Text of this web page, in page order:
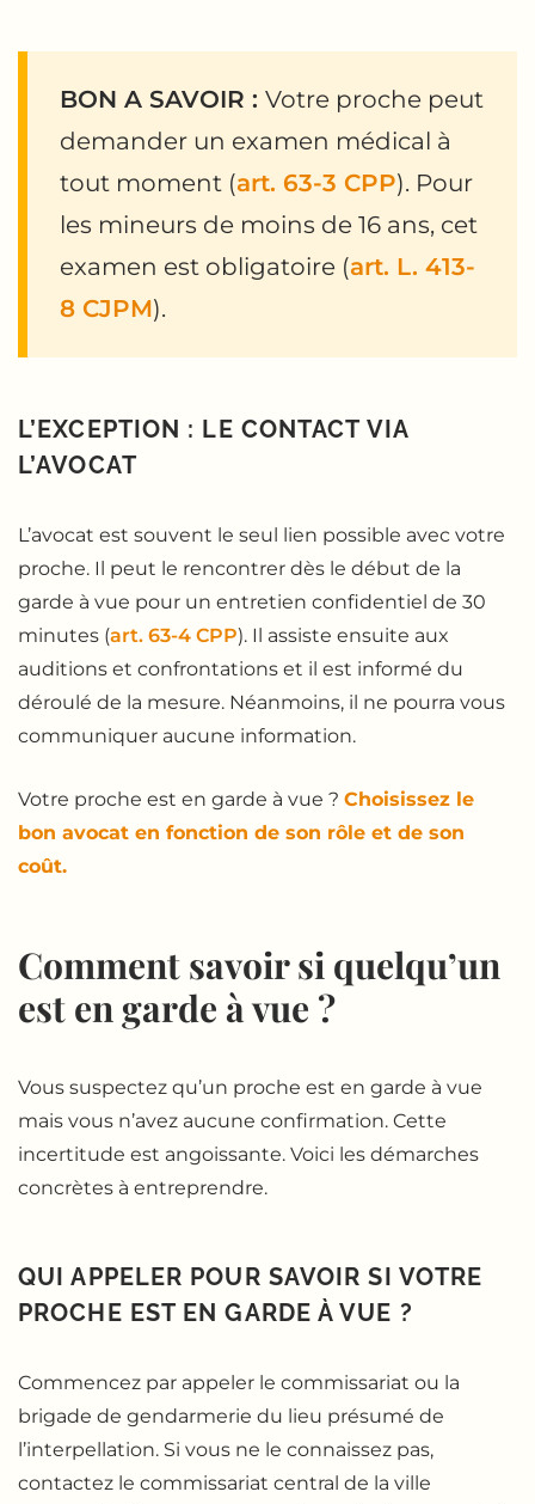
BON A SAVOIR : Votre proche peut
demander un examen médical à
tout moment (art. 63-3 CPP). Pour
les mineurs de moins de 16 ans, cet
examen est obligatoire (art. L. 413-
8 CJPM).
L’EXCEPTION : LE CONTACT VIA
L’AVOCAT
L’avocat est souvent le seul lien possible avec votre
proche. Il peut le rencontrer dès le début de la
garde à vue pour un entretien confidentiel de 30
minutes (art. 63-4 CPP). Il assiste ensuite aux
auditions et confrontations et il est informé du
déroulé de la mesure. Néanmoins, il ne pourra vous
communiquer aucune information.
Votre proche est en garde à vue ? Choisissez le
bon avocat en fonction de son rôle et de son
coût.
Comment savoir si quelqu’un
est en garde à vue ?
Vous suspectez qu’un proche est en garde à vue
mais vous n’avez aucune confirmation. Cette
incertitude est angoissante. Voici les démarches
concrètes à entreprendre.
QUI APPELER POUR SAVOIR SI VOTRE
PROCHE EST EN GARDE À VUE ?
Commencez par appeler le commissariat ou la
brigade de gendarmerie du lieu présumé de
l’interpellation. Si vous ne le connaissez pas,
contactez le commissariat central de la ville